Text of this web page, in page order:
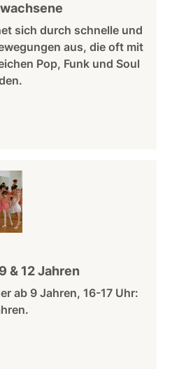
sich durch schnelle und
aus, die oft mit
Pop, Funk und Soul
& 12 Jahren
ab 9 Jahren, 16-17 Uhr: